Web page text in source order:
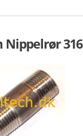
Nippelrør 316